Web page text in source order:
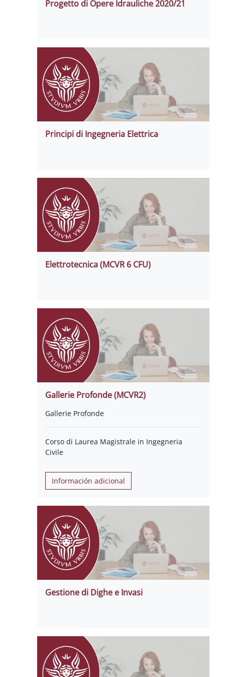
Progetto di Opere Idrauliche 2020/21
Principi di Ingegneria Elettrica
Elettrotecnica (MCVR 6 CFU)
Gallerie Profonde (MCVR2)
Gallerie Profonde
Corso di Laurea Magistrale in Ingegneria
Civile
Información adicional
Gestione di Dighe e Invasi